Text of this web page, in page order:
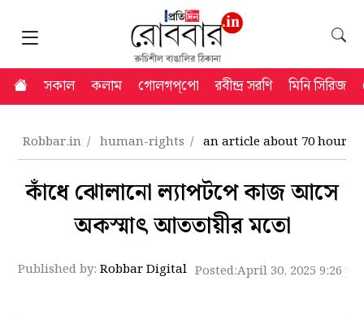
সকাল কলাম গোলগপ্‌পো রবীন্দ্র সরণি মিনি সিরিজ
Robbar.in human-rights an article about 70 hours
কাঁধে ঝোলানো ল্যাপটপে কাজ আসে
অকস্মাৎ আততায়ীর মতো
Published by:Robbar Digital Posted:April 30, 2025 9:26